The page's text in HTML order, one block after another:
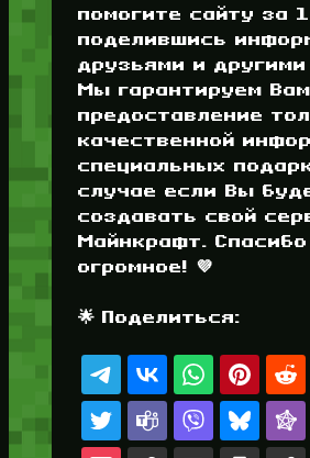
помогите сайту за 1
поделившись
друзьями и
Мы гарантируем Вам
предоставление
качественной
специальных
случае если Вы
создавать свой
Майнкрафт.
огромное! 💜
🌟 Поделиться: